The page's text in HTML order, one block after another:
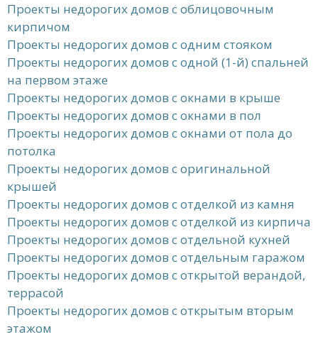
Проекты недорогих домов с облицовочным
кирпичом
Проекты недорогих домов с одним стояком
Проекты недорогих домов с одной (1-й) спальней
на первом этаже
Проекты недорогих домов с окнами в крыше
Проекты недорогих домов с окнами в пол
Проекты недорогих домов с окнами от пола до
потолка
Проекты недорогих домов с оригинальной
крышей
Проекты недорогих домов с отделкой из камня
Проекты недорогих домов с отделкой из кирпича
Проекты недорогих домов с отдельной кухней
Проекты недорогих домов с отдельным гаражом
Проекты недорогих домов с открытой верандой,
террасой
Проекты недорогих домов с открытым вторым
этажом